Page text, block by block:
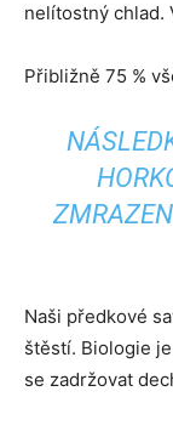
nelítostný chlad.
Přibližně 75 %
Naši předkové
štěstí. Biologie
se zadržovat